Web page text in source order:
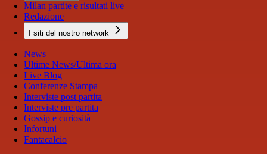
Milan partite e risultati live
Redazione
I siti del nostro network
News
Ultime News/Ultima ora
Live Blog
Conferenze Stampa
Interviste post partita
Interviste pre partita
Gossip e curiosità
Infortuni
Fantacalcio